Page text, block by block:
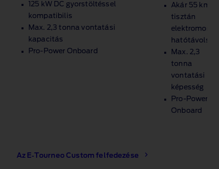
125 kW DC gyorstöltéssel
kompatibilis
Max. 2,3 tonna vontatási
kapacitás
Pro‑Power Onboard
Az E‑Tourneo Custom felfedezése
Akár 55 km
tisztán
elektromos
hatótávolság
Max. 2,3
tonna
vontatási
képesség
Pro‑Power
Onboard